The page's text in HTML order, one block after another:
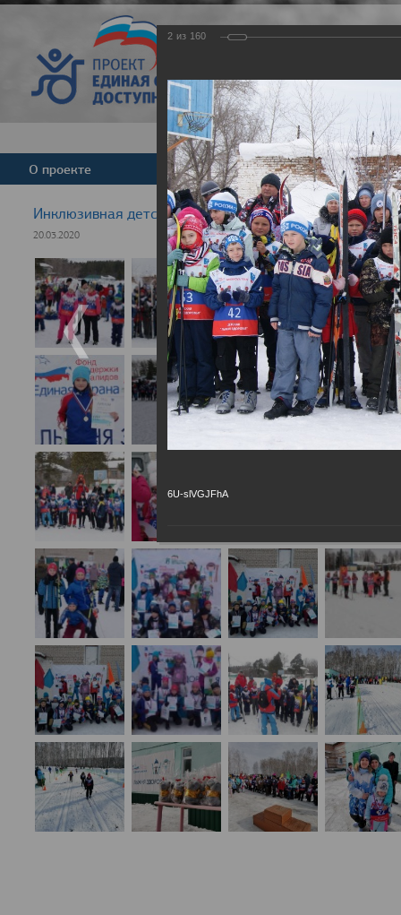
Версия для
О проекте Команда Новости
Инклюзивная детская гонка "Лыжня здоровья" 2020
20.03.2020
2 из 160
6U-slVGJFhA